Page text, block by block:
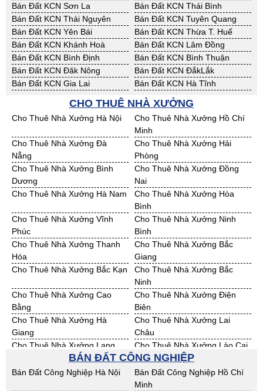
Bán Đất KCN Sơn La
Bán Đất KCN Thái Bình
Bán Đất KCN Thái Nguyên
Bán Đất KCN Tuyên Quang
Bán Đất KCN Yên Bái
Bán Đất KCN Thừa T. Huế
Bán Đất KCN Khánh Hoà
Bán Đất KCN Lâm Đồng
Bán Đất KCN Bình Định
Bán Đất KCN Bình Thuận
Bán Đất KCN Đăk Nông
Bán Đất KCN ĐắkLắk
Bán Đất KCN Gia Lai
Bán Đất KCN Hà Tĩnh
Bán Đất KCN Nghệ An
Bán Đất KCN Ninh Thuận
Bán Đất KCN Phú Yên
Bán Đất KCN Quảng Bình
Bán Đất KCN Quảng Nam
Bán Đất KCN Quảng Ngãi
Bán Đất KCN Bà Rịa - VT
Bán Đất KCN Cần Thơ
Bán Đất KCN An Giang
Bán Đất KCN Bạc Liêu
Bán Đất KCN Bến Tre
Bán Đất KCN Bình Phước
Bán Đất KCN Cà Mau
Bán Đất KCN Đồng Tháp
Bán Đất KCN Hậu Giang
Bán Đất KCN Kiên Giang
Bán Đất KCN Long An
Bán Đất KCN Sóc Trăng
Bán Đất KCN Tây Ninh
Bán Đất KCN Tiền Giang
Bán Đất KCN Trà Vinh
Bán Đất KCN Vĩnh Long
Bán Đất KCN Hải Dương
Bán Đất KCN Hưng Yên
Bán Đất KCN Quảng Ninh
CHO THUÊ NHÀ XƯỞNG
Cho Thuê Nhà Xưởng Hà Nội
Cho Thuê Nhà Xưởng Hồ Chí
Minh
Cho Thuê Nhà Xưởng Đà
Nẵng
Cho Thuê Nhà Xưởng Hải
Phòng
Cho Thuê Nhà Xưởng Bình
Dương
Cho Thuê Nhà Xưởng Đồng
Nai
Cho Thuê Nhà Xưởng Hà Nam
Cho Thuê Nhà Xưởng Hòa
Bình
Cho Thuê Nhà Xưởng Vĩnh
Phúc
Cho Thuê Nhà Xưởng Ninh
Bình
Cho Thuê Nhà Xưởng Thanh
Hóa
Cho Thuê Nhà Xưởng Bắc
Giang
Cho Thuê Nhà Xưởng Bắc Kạn
Cho Thuê Nhà Xưởng Bắc
Ninh
Cho Thuê Nhà Xưởng Cao
Bằng
Cho Thuê Nhà Xưởng Điện
Biên
Cho Thuê Nhà Xưởng Hà
Giang
Cho Thuê Nhà Xưởng Lai
Châu
Cho Thuê Nhà Xưởng Lạng
Cho Thuê Nhà Xưởng Lào Cai
Cho Thuê Nhà Xưởng Nam
Cho Thuê Nhà Xưởng Phú Thọ
BÁN ĐẤT CÔNG NGHIỆP
Bán Đất Công Nghiệp Hà Nội
Bán Đất Công Nghiệp Hồ Chí
Minh